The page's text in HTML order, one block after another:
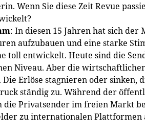
Wenn Sie diese Zeit Revue
: In diesen 15 Jahren hat sich
aufzubauen und eine starke
toll entwickelt. Heute sind die
Niveau. Aber die
Erlöse stagnieren oder sinken,
ständig zu. Während der
die Privatsender im freien Markt
zu internationalen Plattformen